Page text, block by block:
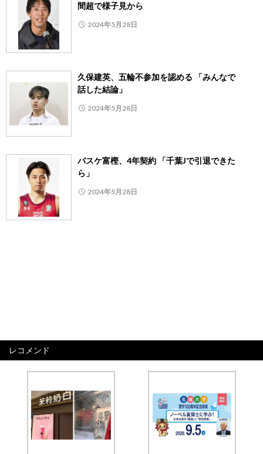
間超で様子見から
2024年5月28日
久保建英、五輪不参加を認める 「みんなで
話した結論」
2024年5月28日
バスケ富樫、4年契約 「千葉Jで引退できた
ら」
2024年5月28日
レコメンド